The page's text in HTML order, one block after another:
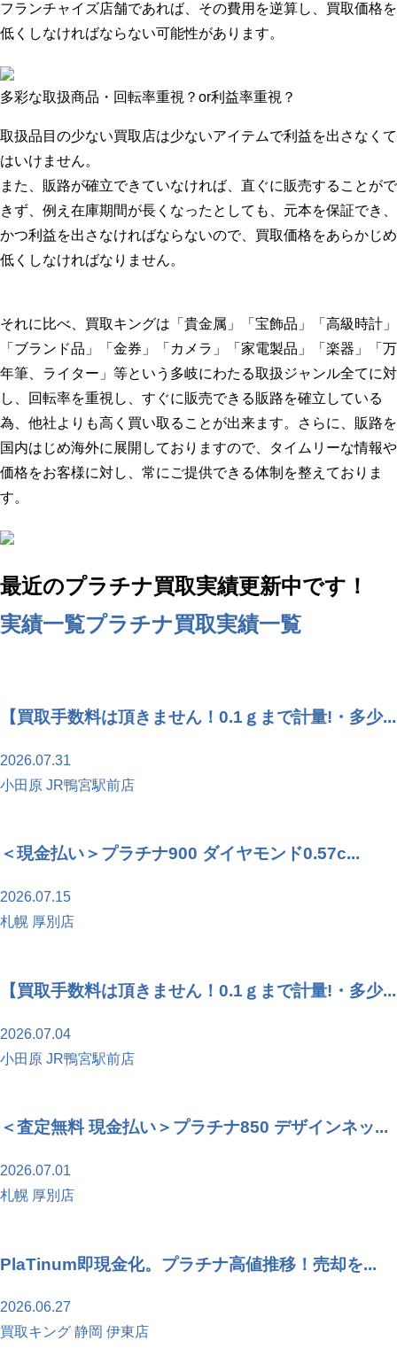
フランチャイズ店舗であれば、その費用を逆算し、買取価格を
低くしなければならない可能性があります。
多彩な取扱商品・回転率重視？or利益率重視？
取扱品目の少ない買取店は少ないアイテムで利益を出さなくて
はいけません。
また、販路が確立できていなければ、直ぐに販売することがで
きず、例え在庫期間が長くなったとしても、元本を保証でき、
かつ利益を出さなければならないので、買取価格をあらかじめ
低くしなければなりません。
それに比べ、買取キングは「貴金属」「宝飾品」「高級時計」
「ブランド品」「金券」「カメラ」「家電製品」「楽器」「万
年筆、ライター」等という多岐にわたる取扱ジャンル全てに対
し、回転率を重視し、すぐに販売できる販路を確立している
為、他社よりも高く買い取ることが出来ます。さらに、販路を
国内はじめ海外に展開しておりますので、タイムリーな情報や
価格をお客様に対し、常にご提供できる体制を整えておりま
す。
最近のプラチナ買取実績更新中です！
実績一覧プラチナ買取実績一覧
【買取手数料は頂きません！0.1ｇまで計量!・多少...
2026.07.31
小田原 JR鴨宮駅前店
＜現金払い＞プラチナ900 ダイヤモンド0.57c...
2026.07.15
札幌 厚別店
【買取手数料は頂きません！0.1ｇまで計量!・多少...
2026.07.04
小田原 JR鴨宮駅前店
＜査定無料 現金払い＞プラチナ850 デザインネッ...
2026.07.01
札幌 厚別店
PlaTinum即現金化。プラチナ高値推移！売却を...
2026.06.27
買取キング 静岡 伊東店